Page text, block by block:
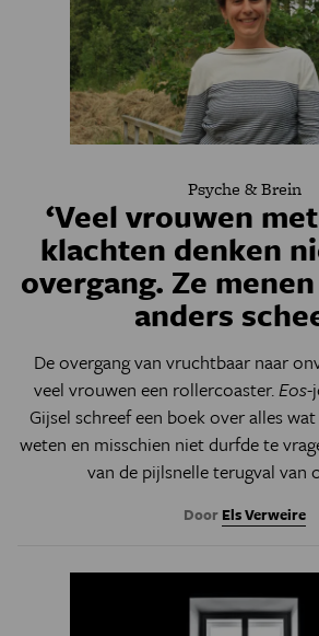
Psyche & Brein
‘Veel vrouwen
klachten denken
overgang. Ze
anders
De overgang van vruchtbaar naar
veel vrouwen een rollercoaster.Eos-
Gijsel schreef een boek over alles
weten en misschien niet durfde te
van de pijlsnelle terugval van
Door Els Verweire